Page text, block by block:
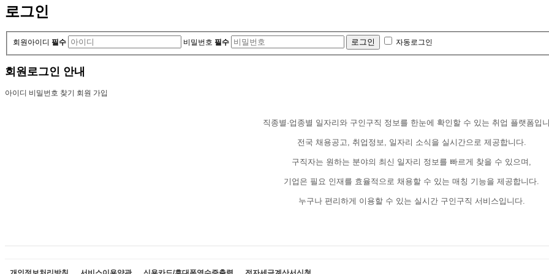
로그인
회원아이디 필수 비밀번호 필수 자동로그인
회원로그인 안내
아이디 비밀번호 찾기 회원 가입
직종별·업종별 일자리와 구인구직 정보를 한눈에 확인할 수 있는 취업 플랫폼입
전국 채용공고, 취업정보, 일자리 소식을 실시간으로 제공합니다.
구직자는 원하는 분야의 최신 일자리 정보를 빠르게 찾을 수 있으며,
기업은 필요 인재를 효율적으로 채용할 수 있는 매칭 기능을 제공합니다.
누구나 편리하게 이용할 수 있는 실시간 구인구직 서비스입니다.